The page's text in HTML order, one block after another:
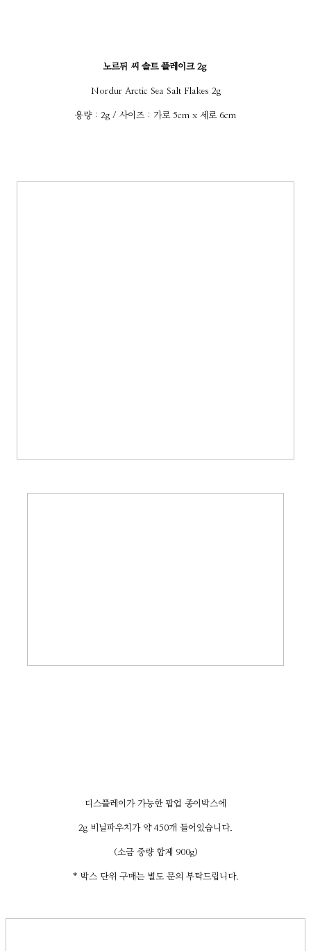
노르뒤 씨 솔트 플레이크 2g
Nordur Arctic Sea Salt Flakes 2g
용량 : 2g / 사이즈 : 가로 5cm x 세로 6cm
디스플레이가 가능한 팝업 종이박스에
2g 비닐파우치가 약 450개 들어있습니다.
(소금 중량 합계 900g)
* 박스 단위 구매는 별도 문의 부탁드립니다.